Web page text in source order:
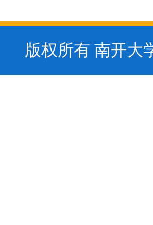
版权所有 南开大